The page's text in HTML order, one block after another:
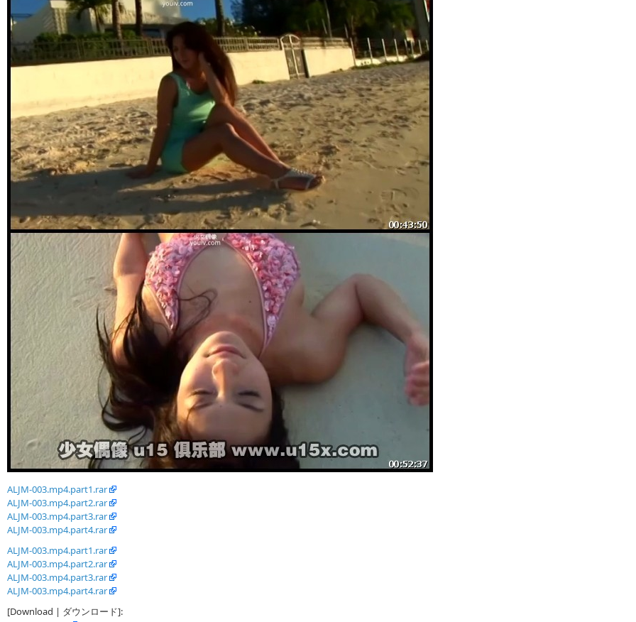
ALJM-003.mp4.part1.rar
ALJM-003.mp4.part2.rar
ALJM-003.mp4.part3.rar
ALJM-003.mp4.part4.rar
ALJM-003.mp4.part1.rar
ALJM-003.mp4.part2.rar
ALJM-003.mp4.part3.rar
ALJM-003.mp4.part4.rar
[Download | ダウンロード]: